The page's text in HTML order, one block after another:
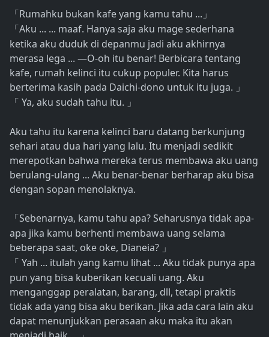
「 Rumahku bukan kafe yang kamu tahu ... 」
「 Aku ... ... maaf. Hanya saja aku mage sederhana
ketika aku duduk di depanmu jadi aku akhirnya
merasa lega ... —O-oh itu benar! Berbicara tentang
kafe, rumah kelinci itu cukup populer. Kita harus
berterima kasih pada Daichi-dono untuk itu juga.
」
「 Ya, aku sudah tahu itu. 」
Aku tahu itu karena kelinci baru datang berkunjung
sehari atau dua hari yang lalu. Itu menjadi sedikit
merepotkan bahwa mereka terus membawa aku uang
berulang-ulang ... Aku benar-benar berharap aku bisa
dengan sopan menolaknya.
「 Sebenarnya, kamu tahu apa? Seharusnya tidak apa-
apa jika kamu berhenti membawa uang selama
beberapa saat, oke oke, Dianeia? 」
「 Yah ... itulah yang kamu lihat ... Aku tidak punya apa
pun yang bisa kuberikan kecuali uang. Aku
menganggap peralatan, barang, dll, tetapi praktis
tidak ada yang bisa aku berikan. Jika ada cara lain aku
dapat menunjukkan perasaan aku maka itu akan